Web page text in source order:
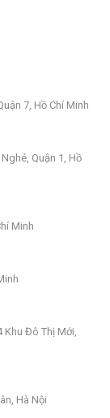
7, Hồ Chí Minh
Quận 1, Hồ
Minh
Đô Thị Mới,
Hà Nội